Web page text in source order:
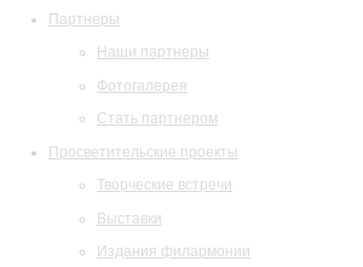
Партнеры
Наши партнеры
Фотогалерея
Стать партнером
Просветительские проекты
Творческие встречи
Выставки
Издания филармонии